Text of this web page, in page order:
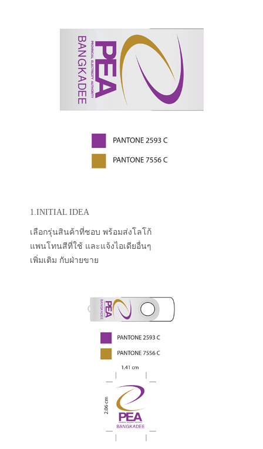
1.INITIAL IDEA
เลือกรุ่นสินค้าที่ชอบ พร้อมส่งโลโก้
แพนโทนสีที่ใช้ และแจ้งไอเดียอื่นๆ
เพิ่มเติม กับฝ่ายขาย